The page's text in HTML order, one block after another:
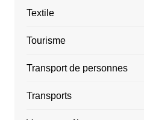
Textile
Tourisme
Transport de personnes
Transports